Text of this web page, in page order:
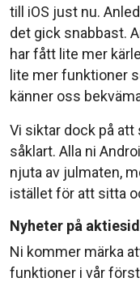
till iOS just nu.
det gick snabbast.
har fått lite mer
lite mer funktioner
känner oss
Vi siktar dock på att
såklart. Alla ni
njuta av julmaten,
istället för att sitta
Nyheter på
Ni kommer märka
funktioner i vår